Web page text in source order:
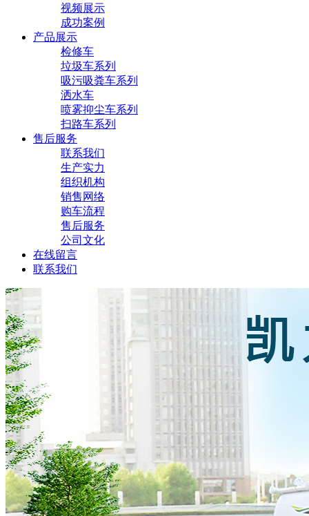
视频展示
成功案例
产品展示
检修车
垃圾车系列
吸污吸粪车系列
洒水车
喷雾抑尘车系列
扫路车系列
售后服务
联系我们
生产实力
组织机构
销售网络
购车流程
售后服务
公司文化
在线留言
联系我们